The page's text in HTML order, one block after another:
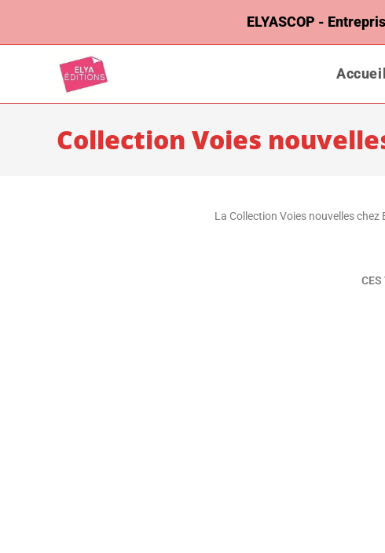
ELYASCOP -
Accueil
Collection Voies
La Collection Voies nouvelles chez
CES